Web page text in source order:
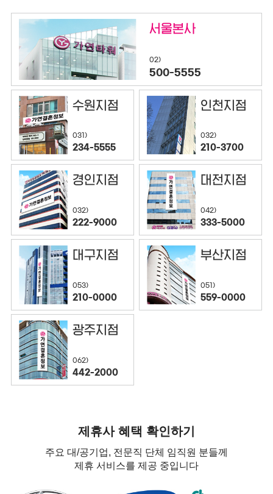
서울본사
02)
500-5555
수원지점
031)
234-5555
인천지점
032)
210-3700
경인지점
032)
222-9000
대전지점
042)
333-5000
대구지점
053)
210-0000
부산지점
051)
559-0000
광주지점
062)
442-2000
제휴사 혜택 확인하기
주요 대/공기업, 전문직 단체 임직원 분들께
제휴 서비스를 제공 중입니다